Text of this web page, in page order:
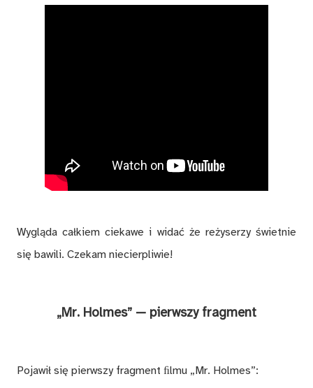
Wygląda całkiem ciekawe i widać że reżyserzy świetnie
się bawili. Czekam niecierpliwie!
„Mr. Holmes” — pierwszy fragment
Pojawił się pierwszy fragment ﬁlmu „Mr. Holmes”: